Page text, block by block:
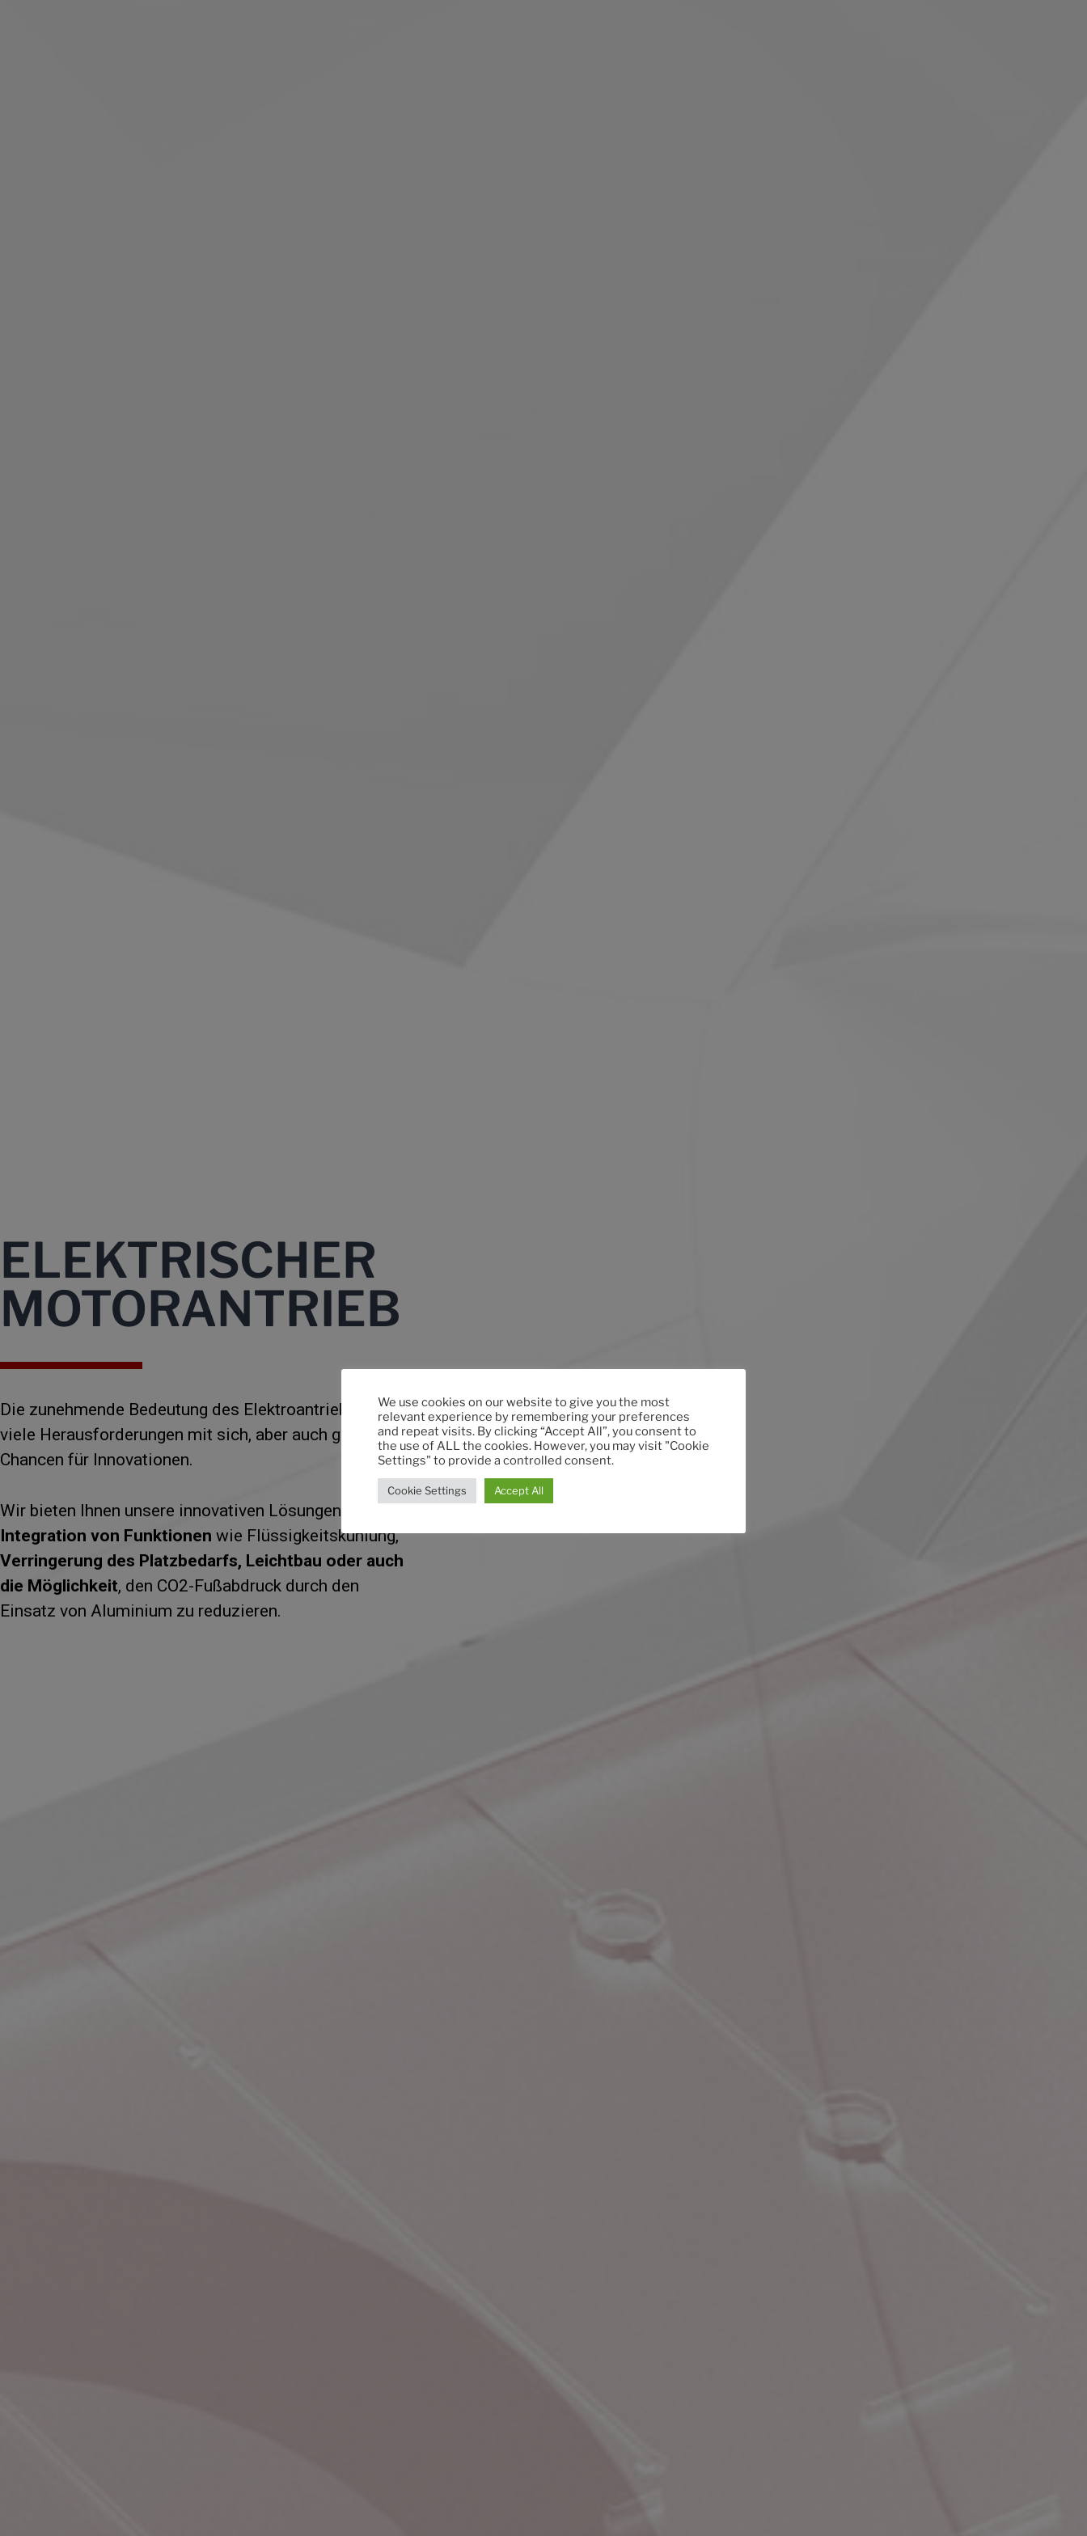
ELEKTRISCHER
MOTORANTRIEB
Die zunehmende Bedeutung des Elektroantriebs bringt
viele Herausforderungen mit sich, aber auch große
Chancen für Innovationen.
Wir bieten Ihnen unsere innovativen Lösungen für die
Integration von Funktionen wie Flüssigkeitskühlung,
Verringerung des Platzbedarfs, Leichtbau oder auch
die Möglichkeit, den CO2-Fußabdruck durch den
Einsatz von Aluminium zu reduzieren.
We use cookies on our website to give you the most
relevant experience by remembering your preferences
and repeat visits. By clicking “Accept All”, you consent to
the use of ALL the cookies. However, you may visit "Cookie
Settings" to provide a controlled consent.
Cookie Settings Accept All